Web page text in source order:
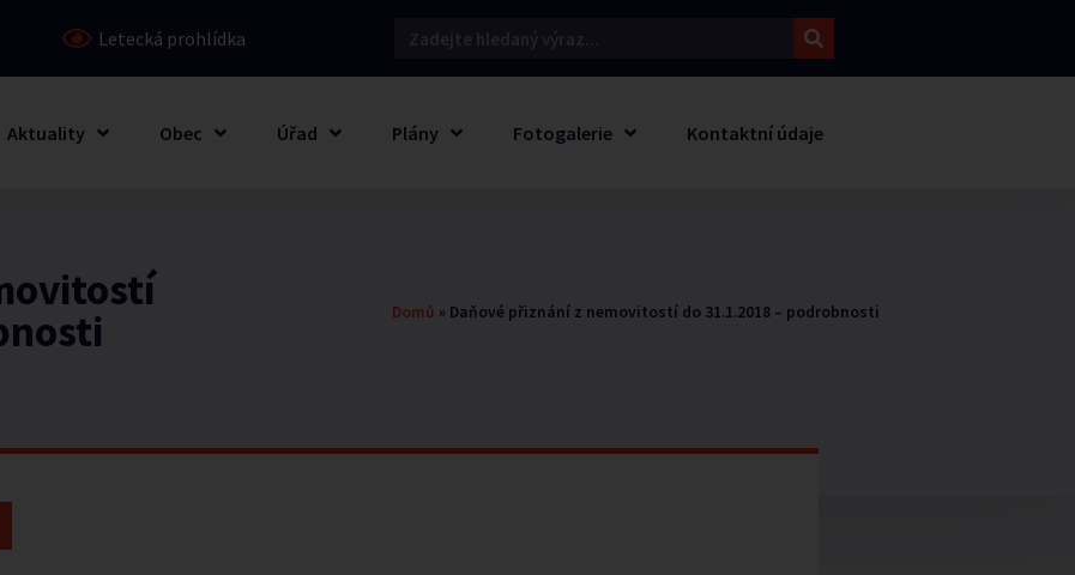
Letecká prohlídka
Aktuality Obec Úřad Plány Fotogalerie Kontaktní údaje
Domů » Daňové přiznání z nemovitostí do 31.1.2018 – podrobnosti